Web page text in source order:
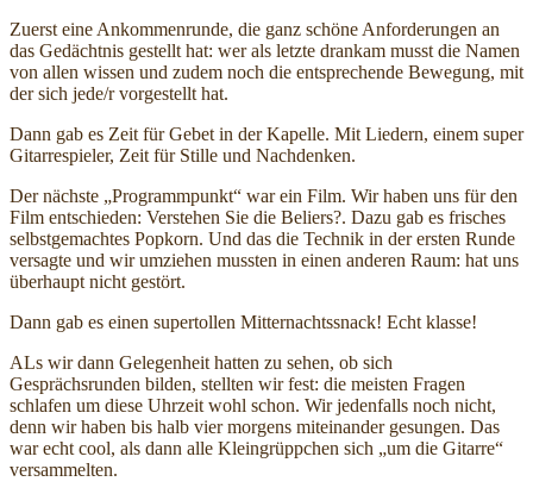
Zuerst eine Ankommenrunde, die ganz schöne Anforderungen an
das Gedächtnis gestellt hat: wer als letzte drankam musst die Namen
von allen wissen und zudem noch die entsprechende Bewegung, mit
der sich jede/r vorgestellt hat.
Dann gab es Zeit für Gebet in der Kapelle. Mit Liedern, einem super
Gitarrespieler, Zeit für Stille und Nachdenken.
Der nächste „Programmpunkt“ war ein Film. Wir haben uns für den
Film entschieden: Verstehen Sie die Beliers?. Dazu gab es frisches
selbstgemachtes Popkorn. Und das die Technik in der ersten Runde
versagte und wir umziehen mussten in einen anderen Raum: hat uns
überhaupt nicht gestört.
Dann gab es einen supertollen Mitternachtssnack! Echt klasse!
ALs wir dann Gelegenheit hatten zu sehen, ob sich
Gesprächsrunden bilden, stellten wir fest: die meisten Fragen
schlafen um diese Uhrzeit wohl schon. Wir jedenfalls noch nicht,
denn wir haben bis halb vier morgens miteinander gesungen. Das
war echt cool, als dann alle Kleingrüppchen sich „um die Gitarre“
versammelten.